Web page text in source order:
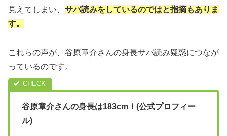
見えてしまい、 サバ読みをしているのではと指摘もありま
す。
これらの声が、谷原章介さんの身長サバ読み疑惑につなが
っているのです。
谷原章介さんの身長は183cm！(公式プロフィー
ル)